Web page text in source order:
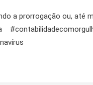
a prorrogação ou, até